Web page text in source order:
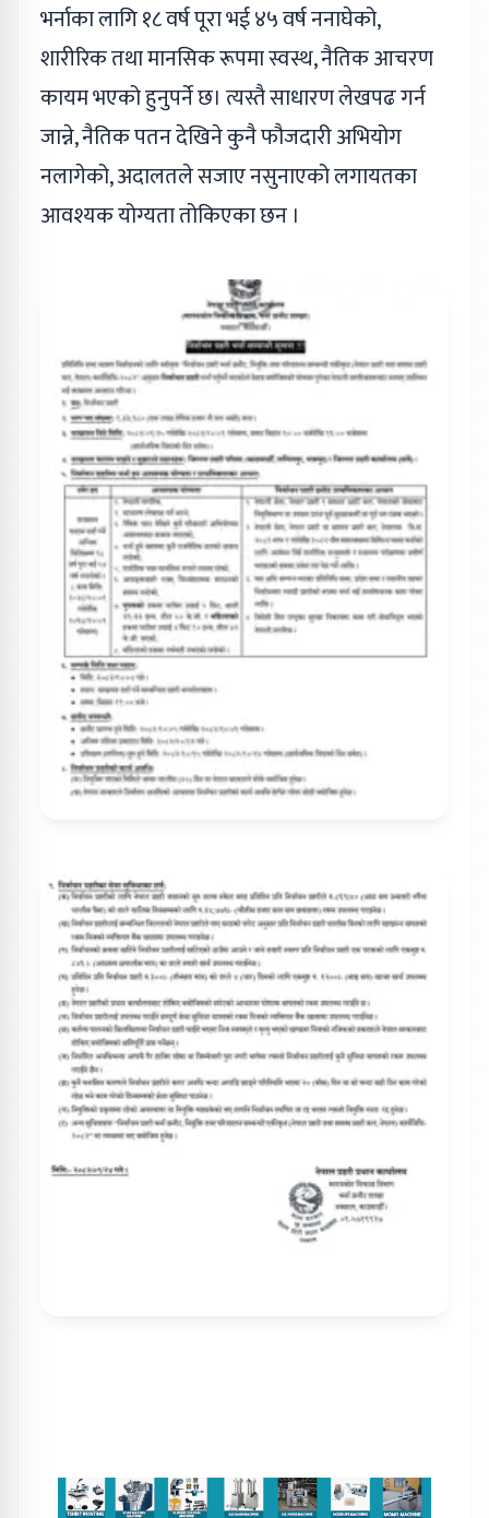
भर्नाका लागि १८ वर्ष पूरा भई ४५ वर्ष ननाघेको,
शारीरिक तथा मानसिक रूपमा स्वस्थ, नैतिक आचरण
कायम भएको हुनुपर्ने छ। त्यस्तै साधारण लेखपढ गर्न
जान्ने, नैतिक पतन देखिने कुनै फौजदारी अभियोग
नलागेको, अदालतले सजाए नसुनाएको लगायतका
आवश्यक योग्यता तोकिएका छन ।